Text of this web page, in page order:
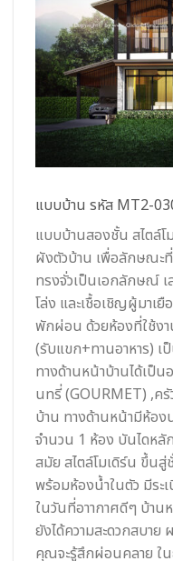
แบบบ้าน รหัส MT2-
แบบบ้านสองชั้น สไตล์โ
ผังตัวบ้าน เพื่อลักษณะ
ทรงจั่วเป็นเอกลักษณ์ เ
โล่ง และเชื้อเชิญผู้มาเ
พักผ่อน ด้วยห้องที่ใช้ง
(รับแขก+ทานอาหาร) เ
ทางด้านหน้าบ้านได้เป็
นทรี่ (GOURMET) ,ครั
บ้าน ทางด้านหน้ามีห้อ
จำนวน 1 ห้อง บันไดหลั
สมัย สไตล์โมเดิร์น ขึ้น
พร้อมห้องน้ำในตัว มีร
ในวันที่อาากาศดีๆ บ้าน
ยังได้ความสะดวกสบา
คุณจะรู้สึกผ่อนคลาย ใ